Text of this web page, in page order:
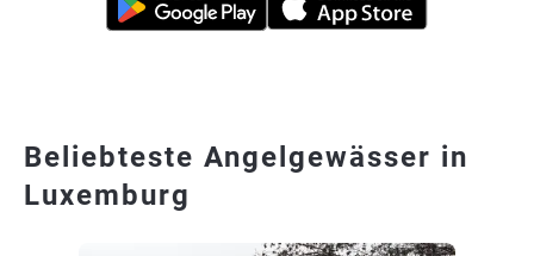
Beliebteste Angelgewässer in
Luxemburg